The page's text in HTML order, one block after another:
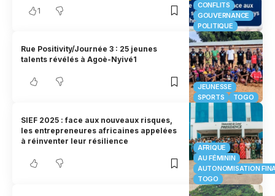
CONFLITS
GOUVERNANCE
POLITIQUE
1
JEUNESSE
SPORTS
TOGO
Rue Positivity/Journée 3 : 25 jeunes
talents révélés à Agoè-Nyivé1
AFRIQUE
AU FÉMININ
AUTONOMISATION
TOGO
SIEF 2025 : face aux nouveaux risques,
les entrepreneures africaines appelées
à réinventer leur résilience